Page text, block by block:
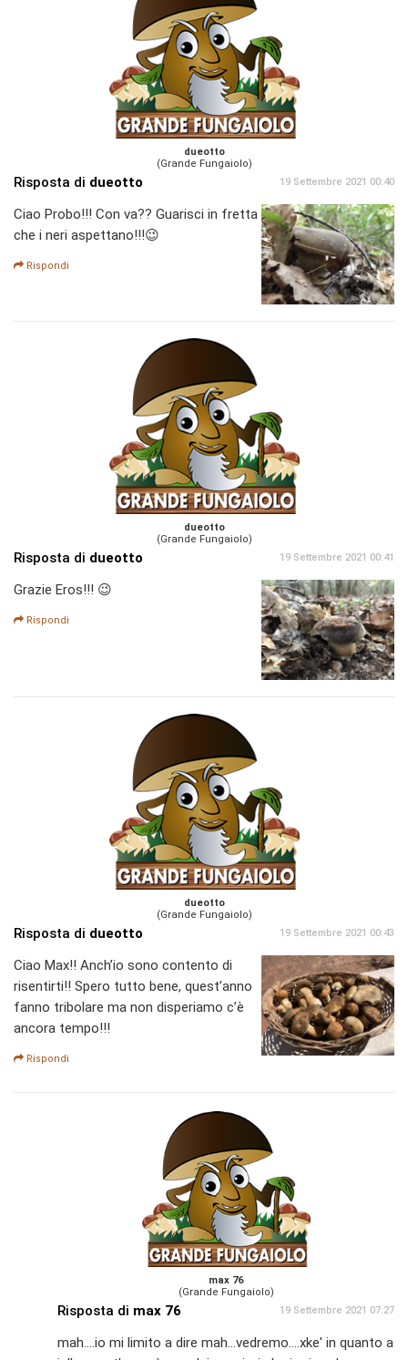
dueotto
(Grande Fungaiolo)
Risposta di dueotto 19 Settembre 2021 00:40
Ciao Probo!!! Con va?? Guarisci in fretta
che i neri aspettano!!!😉
Rispondi
dueotto
(Grande Fungaiolo)
Risposta di dueotto 19 Settembre 2021 00:41
Grazie Eros!!! 😉
Rispondi
dueotto
(Grande Fungaiolo)
Risposta di dueotto 19 Settembre 2021 00:43
Ciao Max!! Anch’io sono contento di
risentirti!! Spero tutto bene, quest’anno
fanno tribolare ma non disperiamo c’è
ancora tempo!!!
Rispondi
max 76
(Grande Fungaiolo)
Risposta di max 76 19 Settembre 2021 07:27
mah....io mi limito a dire mah...vedremo....xke' in quanto a